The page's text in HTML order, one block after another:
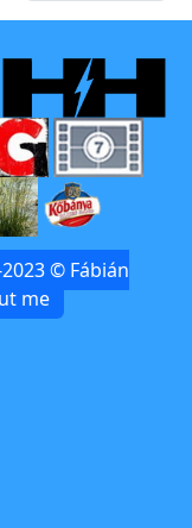
© Fábián
me